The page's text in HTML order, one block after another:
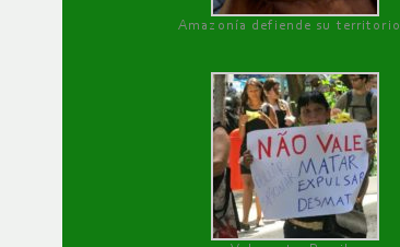
Amazonía defiende su territorio